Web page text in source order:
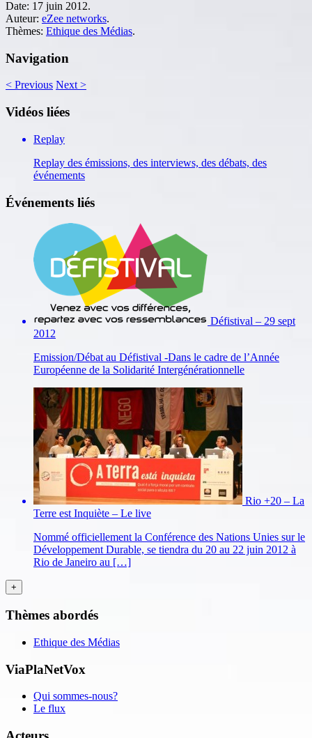
Date: 17 juin 2012.
Auteur: eZee networks.
Thèmes: Ethique des Médias.
Navigation
< Previous Next>
Vidéos liées
Replay
Replay des émissions, des interviews, des débats, des
événements
Événements liés
Défistival – 29 sept
2012
Emission/Débat au Défistival -Dans le cadre de l’Année
Européenne de la Solidarité Intergénérationnelle
Rio +20 – La
Terre est Inquiète – Le live
Nommé officiellement la Conférence des Nations Unies sur le
Développement Durable, se tiendra du 20 au 22 juin 2012 à
Rio de Janeiro au […]
Thèmes abordés
Ethique des Médias
ViaPlaNetVox
Qui sommes-nous?
Le flux